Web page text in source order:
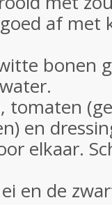
af met
bonen
tomaten
en
elkaar.
en de